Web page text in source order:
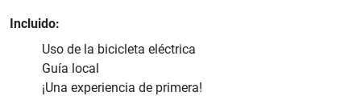
Incluido:
Uso de la bicicleta eléctrica
Guía local
¡Una experiencia de primera!